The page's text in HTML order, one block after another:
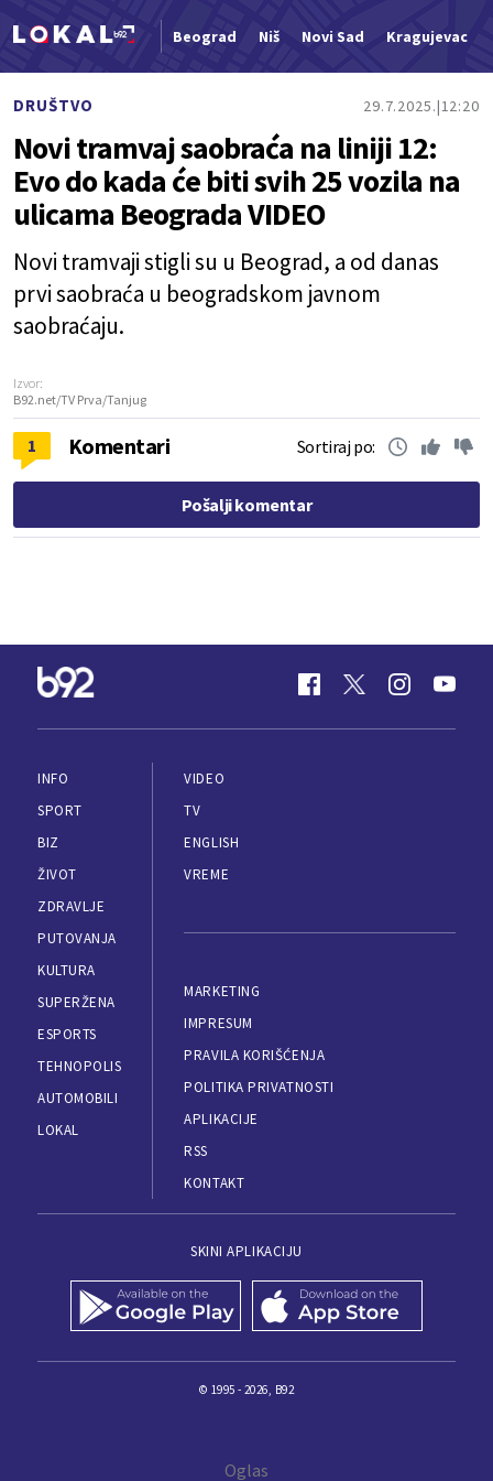
Beograd Niš Novi Sad Kragujevac
DRUŠTVO 29.7.2025. 12:20
Novi tramvaj saobraća na liniji 12:
Evo do kada će biti svih 25 vozila na
ulicama Beograda VIDEO
Novi tramvaji stigli su u Beograd, a od danas
prvi saobraća u beogradskom javnom
saobraćaju.
Izvor:
B92.net/TV Prva/Tanjug
1 Komentari Sortiraj po:
Pošalji komentar
INFO
SPORT
BIZ
ŽIVOT
ZDRAVLJE
PUTOVANJA
KULTURA
SUPERŽENA
ESPORTS
TEHNOPOLIS
AUTOMOBILI
LOKAL
VIDEO
TV
ENGLISH
VREME
MARKETING
IMPRESUM
PRAVILA KORIŠĆENJA
POLITIKA PRIVATNOSTI
APLIKACIJE
RSS
KONTAKT
SKINI APLIKACIJU
© 1995 - 2026, B92